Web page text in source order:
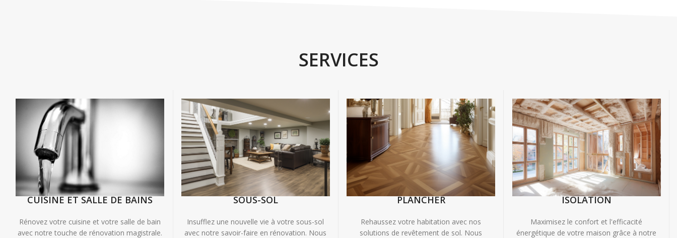
SERVICES
CUISINE ET SALLE DE BAINS
Rénovez votre cuisine et votre salle de bain
avec notre touche de rénovation magistrale.
SOUS-SOL
Insufflez une nouvelle vie à votre sous-sol
avec notre savoir-faire en rénovation. Nous
PLANCHER
Rehaussez votre habitation avec nos
solutions de revêtement de sol. Nous
ISOLATION
Maximisez le confort et l'efficacité
énergétique de votre maison grâce à notre